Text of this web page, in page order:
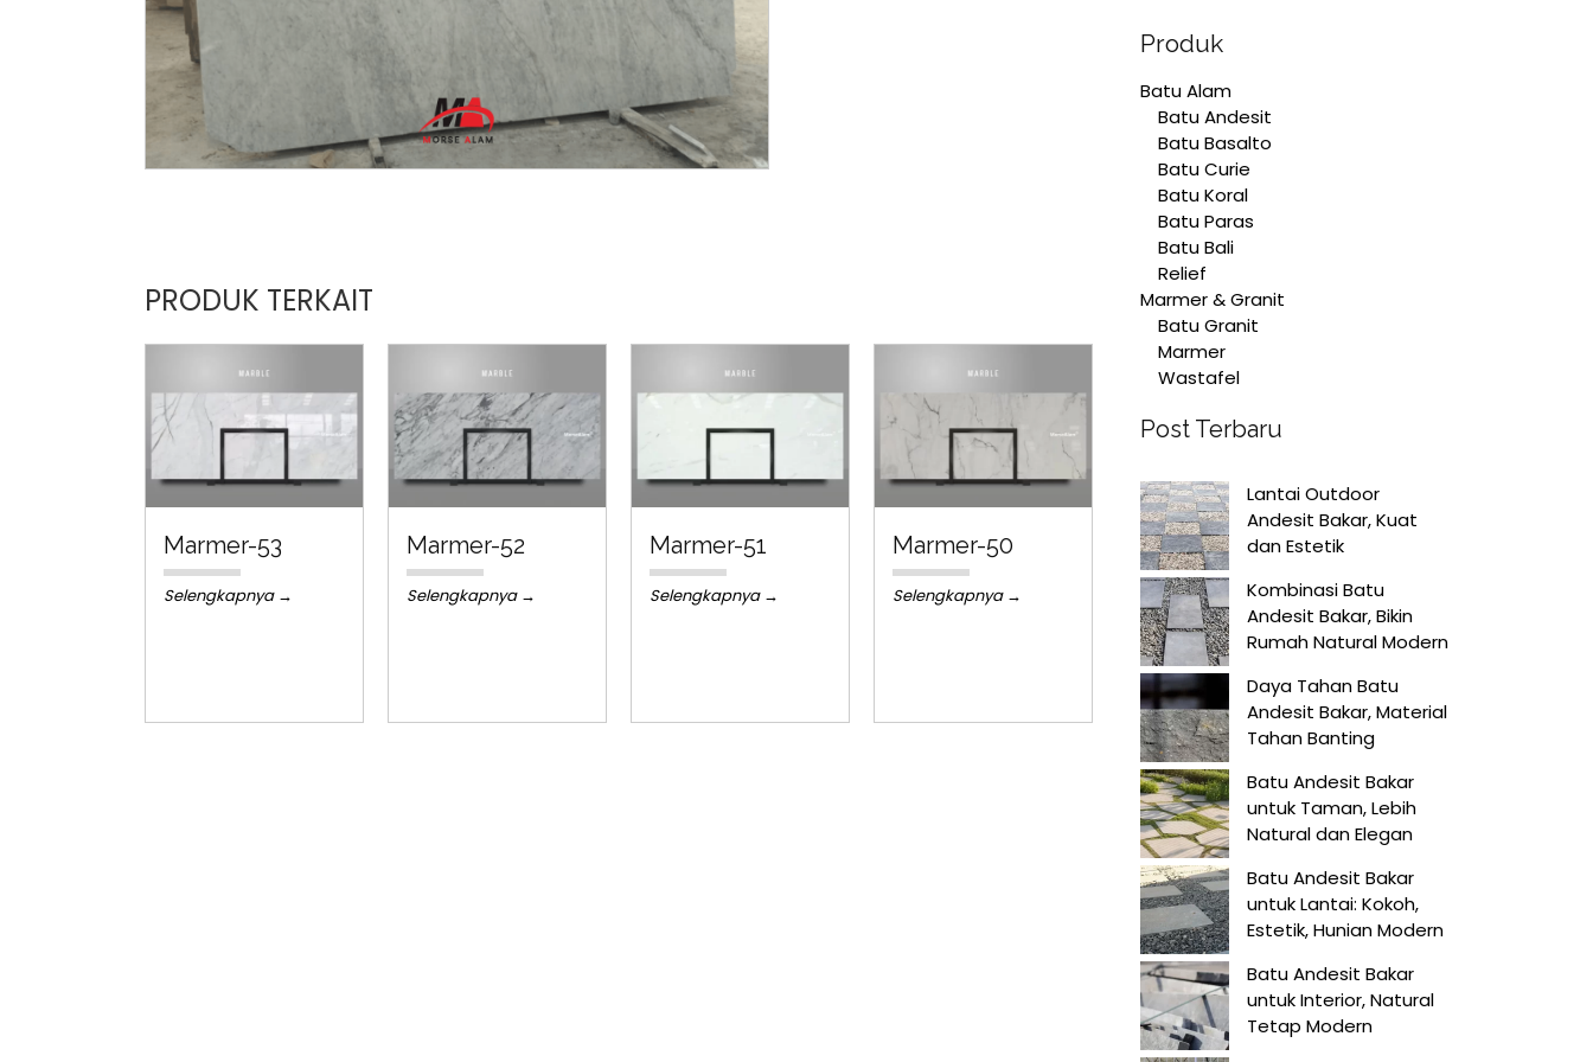
PRODUK TERKAIT
Marmer-53
Selengkapnya →
Marmer-52
Selengkapnya →
Marmer-51
Selengkapnya →
Marmer-50
Selengkapnya →
Produk
Batu Alam
Batu Andesit
Batu Basalto
Batu Curie
Batu Koral
Batu Paras
Batu Bali
Relief
Marmer & Granit
Batu Granit
Marmer
Wastafel
Post Terbaru
Lantai Outdoor
Andesit Bakar, Kuat
dan Estetik
Kombinasi Batu
Andesit Bakar, Bikin
Rumah Natural Modern
Daya Tahan Batu
Andesit Bakar, Material
Tahan Banting
Batu Andesit Bakar
untuk Taman, Lebih
Natural dan Elegan
Batu Andesit Bakar
untuk Lantai: Kokoh,
Estetik, Hunian Modern
Batu Andesit Bakar
untuk Interior, Natural
Tetap Modern